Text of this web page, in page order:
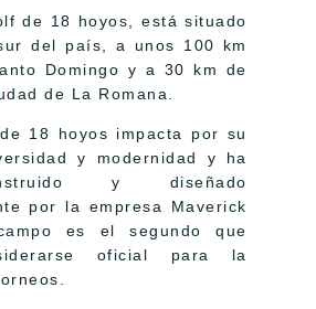
de 18 hoyos, está situado
del país, a unos 100 km
Domingo y a 30 km de
de La Romana.
18 hoyos impacta por su
y modernidad y ha
y diseñado
por la empresa Maverick
es el segundo que
oficial para la